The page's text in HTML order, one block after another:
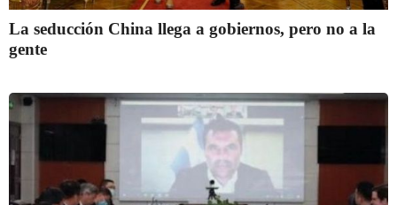
La seducción China llega a gobiernos, pero no a la
gente